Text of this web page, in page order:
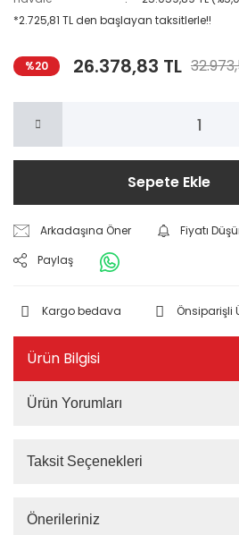
*2.725,81 TL den başlayan taksitlerle!!
%20 26.378,83 TL
Sepete Ekle
Arkadaşına Öner
Fiyatı
Paylaş
Kargo bedava Önsiparişli
Ürün Bilgisi
Ürün Yorumları
Taksit Seçenekleri
Önerileriniz